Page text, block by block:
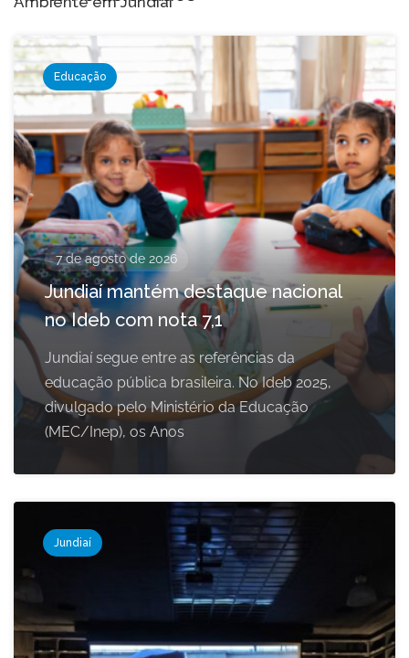
Educação
7 de agosto de 2026
Jundiaí mantém destaque nacional
no Ideb com nota 7,1
Jundiaí segue entre as referências da
educação pública brasileira. No Ideb 2025,
divulgado pelo Ministério da Educação
(MEC/Inep), os Anos
Jundiaí